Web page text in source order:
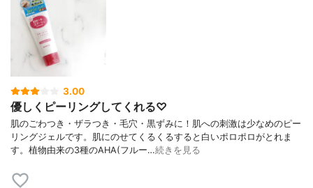
3.00
優しくピーリングしてくれる♡
肌のごわつき・ザラつき・毛穴・黒ずみに！肌への刺激は少なめのピー
リングジェルです。肌にのせてくるくるすると白いポロポロがとれま
す。植物由来の3種のAHA(フルー…続きを見る